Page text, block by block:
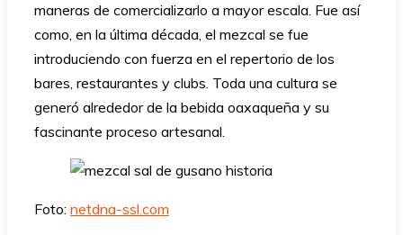
maneras de comercializarlo a mayor escala. Fue así
como, en la última década, el mezcal se fue
introduciendo con fuerza en el repertorio de los
bares, restaurantes y clubs. Toda una cultura se
generó alrededor de la bebida oaxaqueña y su
fascinante proceso artesanal.
Foto: netdna-ssl.com